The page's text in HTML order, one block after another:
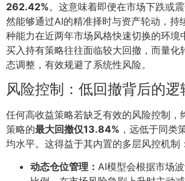
262.42%。这意味着即便在市场下跌或
然能够通过AI的精准择时与资产轮动，持
种能力在近两年市场风格快速切换的环境
买入持有策略往往面临较大回撤，而量化
态调整，有效规避了系统性风险。
风险控制：低回撤背后的逻
任何高收益策略若缺乏有效的风险控制，
策略的最大回撤仅13.84% ，远低于同类
均水平。这得益于其内置的多层风控机制：
动态仓位管理： AI模型会根据市场